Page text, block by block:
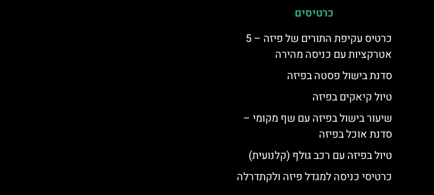
כרטיסים
כרטיס עקיפת התורים של פיזה – 5
אטרקציות עם כניסה מהירה
סדנת בישול פסטה בפיזה
טיול קיאקים בפיזה
שיעור בישול בפיזה עם שף מקומי –
סדנת אוכל בפיזה
טיול בפיזה עם רכב גולף (קלנועית)
כרטיסי כניסה למגדל פיזה ולקתדרלה